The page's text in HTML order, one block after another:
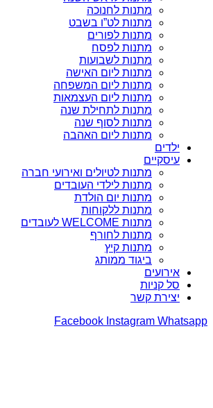
מתנות לחנוכה
מתנות לט”ו בשבט
מתנות לפורים
מתנות לפסח
מתנות לשבועות
מתנות ליום האישה
מתנות ליום המשפחה
מתנות ליום העצמאות
מתנות לתחילת שנה
מתנות לסוף שנה
מתנות ליום האהבה
ילדים
עיסקיים
מתנות לטיולים ואירועי חברה
מתנות לילדי העובדים
מתנות יום הולדת
מתנות ללקוחות
מתנות WELCOME לעובדים
מתנות לחורף
מתנות קיץ
ביגוד ממותג
אירועים
סל קניות
יצירת קשר
Facebook Instagram Whatsapp